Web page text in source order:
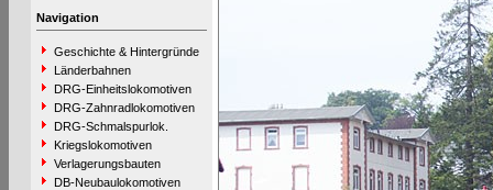
Navigation
Geschichte & Hintergründe
Länderbahnen
DRG-Einheitslokomotiven
DRG-Zahnradlokomotiven
DRG-Schmalspurlok.
Kriegslokomotiven
Verlagerungsbauten
DB-Neubaulokomotiven